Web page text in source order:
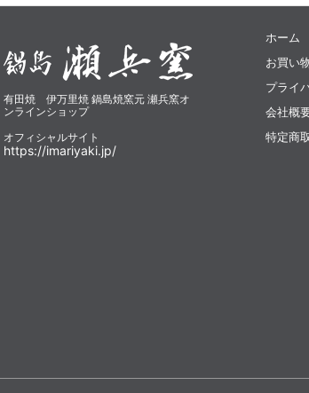
有田焼 伊万里焼 鍋島焼窯元 瀬兵窯オ
ンラインショップ
オフィシャルサイト
https://imariyaki.jp/
ホーム
お買い
プライ
会社概
特定商